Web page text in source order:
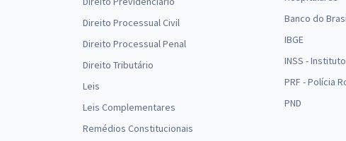
Direito Processual Civil
Direito Processual Penal
Direito Tributário
Leis
Leis Complementares
Remédios Constitucionais
Banco do
IBGE
INSS -
PRF - Polícia
PND